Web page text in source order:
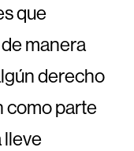
que
manera
derecho
como parte
lleve